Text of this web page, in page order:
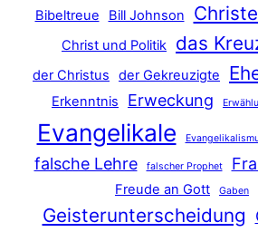
Bibeltreue
Bill Johnson
Christ und Politik das
der Christus der Gekreuzigte
Erkenntnis Erweckung
Evangelikale
falsche Lehre falscher Prophet
Freude an Gott Gaben
Geisterunterscheidung